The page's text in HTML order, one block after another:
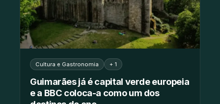
Cultura e Gastronomia + 1
Guimarães já é capital verde europeia
e a BBC coloca-a como um dos